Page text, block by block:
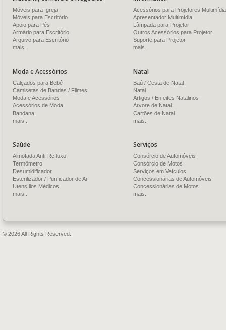
Móveis para Igreja
Móveis para Escritório
Apoio para Pés
Armário para Escritório
Arquivo para Escritório
mais..
Acessórios para Projetores Multimídia
Apresentador Multimídia
Lâmpada para Projetor
Outros Acessórios para Projetor
Suporte para Projetor
mais..
Moda e Acessórios
Calçados para Bebê
Camisetas de Bandas / Filmes
Moda e Acessórios
Acessórios de Moda
Bandana
mais..
Natal
Baú / Cesta de Natal
Natal
Artigos / Enfeites Natalinos
Árvore de Natal
Cartões de Natal
mais..
Saúde
Almofada Anti-Refluxo
Termômetro
Desumidificador
Esterilizador / Purificador de Ar
Utensílios Médicos
mais..
Serviços
Consórcio de Automóveis
Consórcio de Motos
Serviços em Veículos
Concessionárias de Automóveis
Concessionárias de Motos
mais..
© 2026 All Rights Reserved.